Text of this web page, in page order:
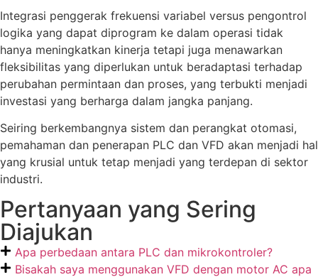
Integrasi penggerak frekuensi variabel versus pengontrol
logika yang dapat diprogram ke dalam operasi tidak
hanya meningkatkan kinerja tetapi juga menawarkan
fleksibilitas yang diperlukan untuk beradaptasi terhadap
perubahan permintaan dan proses, yang terbukti menjadi
investasi yang berharga dalam jangka panjang.
Seiring berkembangnya sistem dan perangkat otomasi,
pemahaman dan penerapan PLC dan VFD akan menjadi hal
yang krusial untuk tetap menjadi yang terdepan di sektor
industri.
Pertanyaan yang Sering
Diajukan
Apa perbedaan antara PLC dan mikrokontroler?
Bisakah saya menggunakan VFD dengan motor AC apa